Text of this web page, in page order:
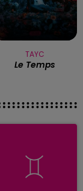
TAYC
Le Temps